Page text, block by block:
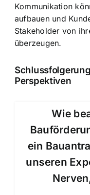
Kommunikation
aufbauen und
Stakeholder von
überzeugen.
Perspektiven
Wie
ein
unseren